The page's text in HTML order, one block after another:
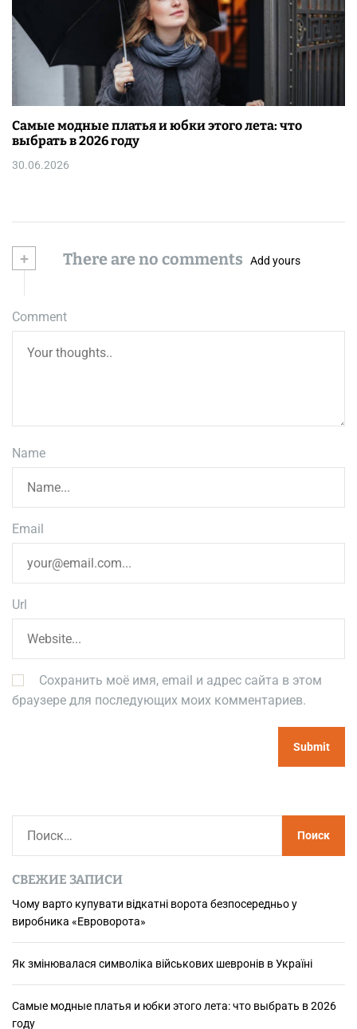
Самые модные платья и юбки этого лета: что
выбрать в 2026 году
30.06.2026
+ There are no comments Add yours
Comment
Name
Email
Url
Сохранить моё имя, email и адрес сайта в этом
браузере для последующих моих комментариев.
т
и
:
СВЕЖИЕ ЗАПИСИ
Чому варто купувати відкатні ворота безпосередньо у
виробника «Евроворота»
Як змінювалася символіка військових шевронів в Україні
Самые модные платья и юбки этого лета: что выбрать в 2026
году